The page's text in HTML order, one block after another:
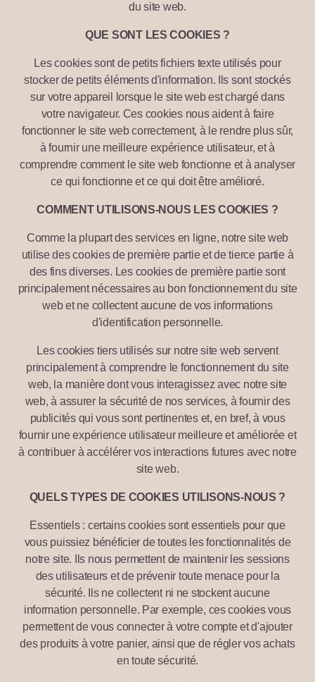
du site web.
QUE SONT LES COOKIES ?
Les cookies sont de petits fichiers texte utilisés pour
stocker de petits éléments d'information. Ils sont stockés
sur votre appareil lorsque le site web est chargé dans
votre navigateur. Ces cookies nous aident à faire
fonctionner le site web correctement, à le rendre plus sûr,
à fournir une meilleure expérience utilisateur, et à
comprendre comment le site web fonctionne et à analyser
ce qui fonctionne et ce qui doit être amélioré.
COMMENT UTILISONS-NOUS LES COOKIES ?
Comme la plupart des services en ligne, notre site web
utilise des cookies de première partie et de tierce partie à
des fins diverses. Les cookies de première partie sont
principalement nécessaires au bon fonctionnement du site
web et ne collectent aucune de vos informations
d'identification personnelle.
Les cookies tiers utilisés sur notre site web servent
principalement à comprendre le fonctionnement du site
web, la manière dont vous interagissez avec notre site
web, à assurer la sécurité de nos services, à fournir des
publicités qui vous sont pertinentes et, en bref, à vous
fournir une expérience utilisateur meilleure et améliorée et
à contribuer à accélérer vos interactions futures avec notre
site web.
QUELS TYPES DE COOKIES UTILISONS-NOUS ?
Essentiels : certains cookies sont essentiels pour que
vous puissiez bénéficier de toutes les fonctionnalités de
notre site. Ils nous permettent de maintenir les sessions
des utilisateurs et de prévenir toute menace pour la
sécurité. Ils ne collectent ni ne stockent aucune
information personnelle. Par exemple, ces cookies vous
permettent de vous connecter à votre compte et d'ajouter
des produits à votre panier, ainsi que de régler vos achats
en toute sécurité.